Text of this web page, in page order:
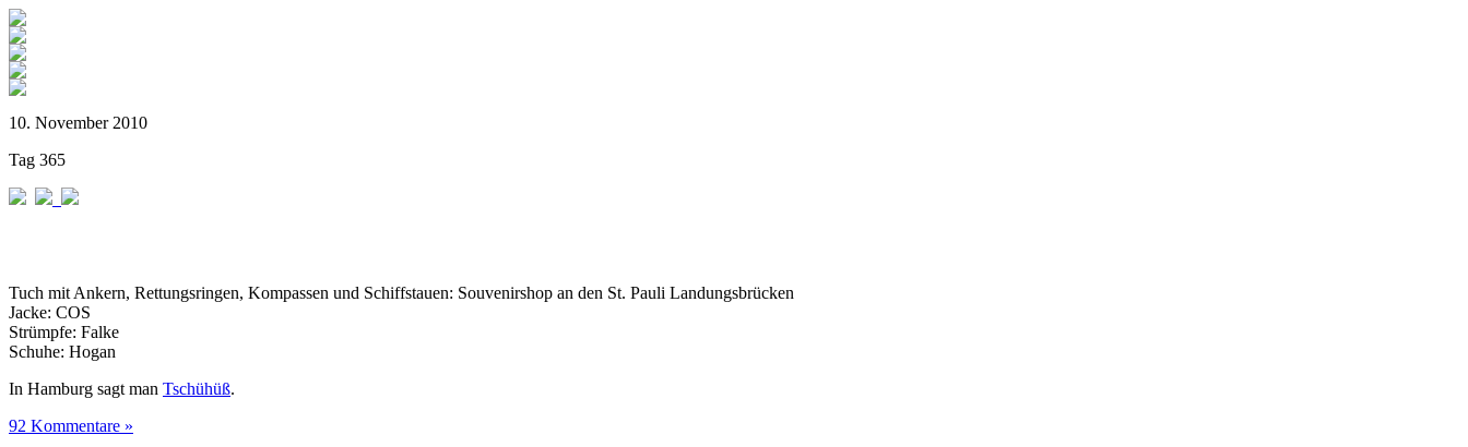
10. November 2010
Tag 365
Tuch mit Ankern, Rettungsringen, Kompassen und Schiffstauen: Souvenirshop an den St. Pauli Landungsbrücken
Jacke: COS
Strümpfe: Falke
Schuhe: Hogan
In Hamburg sagt man Tschühüß.
92 Kommentare »